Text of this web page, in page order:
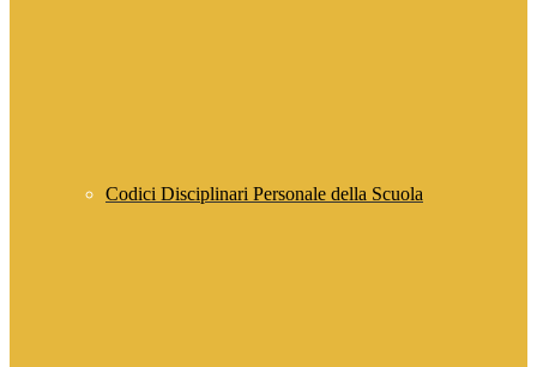
Codici Disciplinari Personale della Scuola